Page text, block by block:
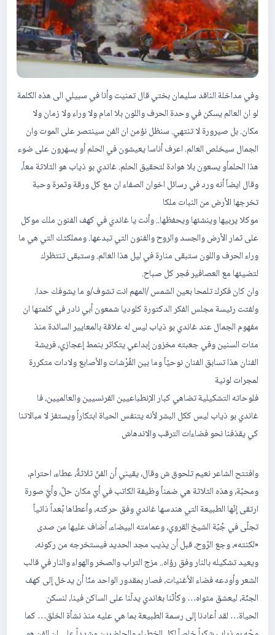
وفي مداخلة الناقد سليمان بختي قال تمنيت وأنا في سبيلي الى هذه الكلمة
لو ان العالم يسكن في وحدة الحرف واللون بلا امام ولا وراء ولا زمان ولا
مكان. بل صيرورة لا تنتهي. سنظل نؤمن ان الفن سينتصر على الموت وان
الجمال سيخلص العالم. اعرف أناسا يعيشون في الحلم أو يسهرون على ضوء
هذا الحلمأو يسعون بلا هوادة لتحقيق الحلم. غاندي بو ذياب هو الثلاثة معاً،
وقال ايضاً أنه ورد في رسائل اخوان الصفاء ان مع كل ورقة وثمرة وحبة
تخرجها الأرض من النبات ملكا
موكلا يربيها وينشئها ويحفظها.. وأنت يا غاندي في كهف الفنون ملك موكل
على ثمار الأرض والجسد والروح والفنون التي تبدعها. ومملكتك التي هي ما
وراء الحرف واللون ستبقى منارة في ليل هذا العالم. وستبقى تنتظرك
لتضيئها مع العصافير فجر كل صباح.
وان كان فكرك تلمحا بعين الشمس /المهم انت تشوف/و ما يشوفك حدا.
ولفتت رئيسة مجلس الفكر الدكتورة كلوديا شمعون أبي نادر في كلمتها ان
مفهوم الجمال عند غاندي بو ذياب ليس له علاقة بالمعايير السائدة منذ
مئات السنين وفي جعبته مخزون إبداعي يتكاثر بنمط إعجازي، فريشة
الفنان هذا تسابق الفنان نوحيّاً وما بين الفُرْشات والأصابع ولادات متكررة
لمجرات لونية
فلوحاته التشكيلية تضاهي كبار الإنطباعيين الفرنسيين والعالميين، فا
غاندي بو ذياب ليس ككل البشر لأنه يتنفس الحياة ابتكاراً ويستفز لا مبالاتنا
كي يقذفنا نحو فضاءات الترقب والاندهاش
وافتتح الشاعر نعيم تلحوق ش وقال، يقيني أن الفنّ ثلاثةٌ، عطاء، احترام،
ومحبّة، وهذه الثلاثة هي ضمناً وظيفة الكاتب في أيّ مكان حلّ، وأيَّ صورة
ارتقى إنّها الطبيعة التي هندسها غاندي وفق حركته، وأعطاها بُعداً ذاتياً
تجلّى في جُبّة الشيخ القروي، وعمامته البيضاء، أضاف عليها من صدى
«لكنته»، وجع الرّوح، قبل أن يذيب مجد الحديد فيستخرجه من ركونه،
ويعيد تشكيله بالنار وفق رؤاه.. مزج التراب والصخر والهواء والنار في قالب
الشعر وأودعه فضاء الأغنيات، فصار بمقدور الواحد منّا أن يدخل إلى كهف
الجنّة، ليعشق مثواه… وكأنّنا بغاندي يدلّنا على الساكن فينا، لنسكن
الحياة… لقد أعادنا إلى رسمة الطبيعة بما هي عليه منذ نشأة الخلق… كما